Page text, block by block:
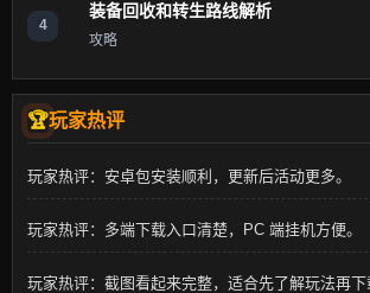
4
装备回收和转生路线解析
攻略
玩家热评
玩家热评：安卓包安装顺利，更新后活动更多。
玩家热评：多端下载入口清楚，PC 端挂机方便。
玩家热评：截图看起来完整，适合先了解玩法再下